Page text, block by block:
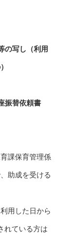
の写し（利用
振替依頼書
課保育管理係
助成を受ける
用した日から
れている方は